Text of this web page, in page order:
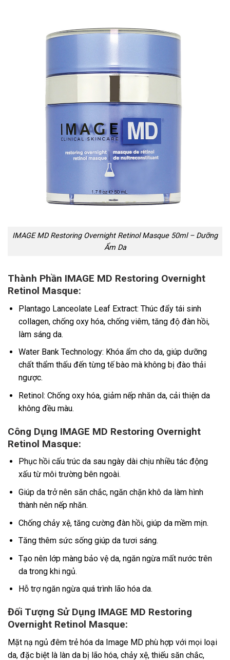
IMAGE MD Restoring Overnight Retinol Masque 50ml – Dưỡng
Ẩm Da
Thành Phần IMAGE MD Restoring Overnight
Retinol Masque:
Plantago Lanceolate Leaf Extract: Thúc đẩy tái sinh
collagen, chống oxy hóa, chống viêm, tăng độ đàn hồi,
làm sáng da.
Water Bank Technology: Khóa ẩm cho da, giúp dưỡng
chất thẩm thấu đến từng tế bào mà không bị đào thải
ngược.
Retinol: Chống oxy hóa, giảm nếp nhăn da, cải thiện da
không đều màu.
Công Dụng IMAGE MD Restoring Overnight
Retinol Masque:
Phục hồi cấu trúc da sau ngày dài chịu nhiều tác động
xấu từ môi trường bên ngoài.
Giúp da trở nên săn chắc, ngăn chặn khô da làm hình
thành nên nếp nhăn.
Chống chảy xệ, tăng cường đàn hồi, giúp da mềm mịn.
Tăng thêm sức sống giúp da tươi sáng.
Tạo nên lớp màng bảo vệ da, ngăn ngừa mất nước trên
da trong khi ngủ.
Hỗ trợ ngăn ngừa quá trình lão hóa da.
Đối Tượng Sử Dụng IMAGE MD Restoring
Overnight Retinol Masque:
Mặt nạ ngủ đêm trẻ hóa da Image MD phù hợp với mọi loại
da, đặc biệt là làn da bị lão hóa, chảy xệ, thiếu săn chắc,